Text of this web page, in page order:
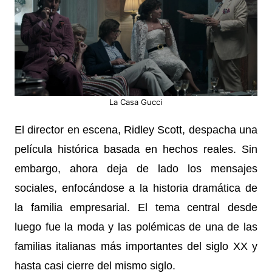
La Casa Gucci
El director en escena, Ridley Scott, despacha una
película histórica basada en hechos reales. Sin
embargo, ahora deja de lado los mensajes
sociales, enfocándose a la historia dramática de
la familia empresarial. El tema central desde
luego fue la moda y las polémicas de una de las
familias italianas más importantes del siglo XX y
hasta casi cierre del mismo siglo.